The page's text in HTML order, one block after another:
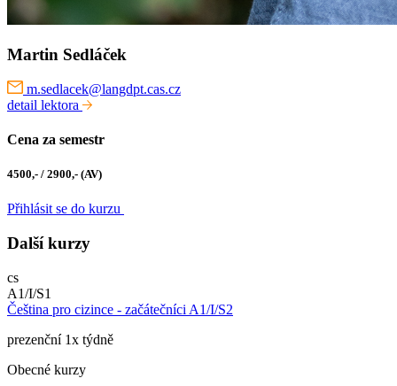
Martin Sedláček
m.sedlacek@langdpt.cas.cz
detail lektora
Cena za semestr
4500,- / 2900,- (AV)
Přihlásit se do kurzu
Další kurzy
cs
A1/I/S1
Čeština pro cizince - začátečníci A1/I/S2
prezenční 1x týdně
Obecné kurzy